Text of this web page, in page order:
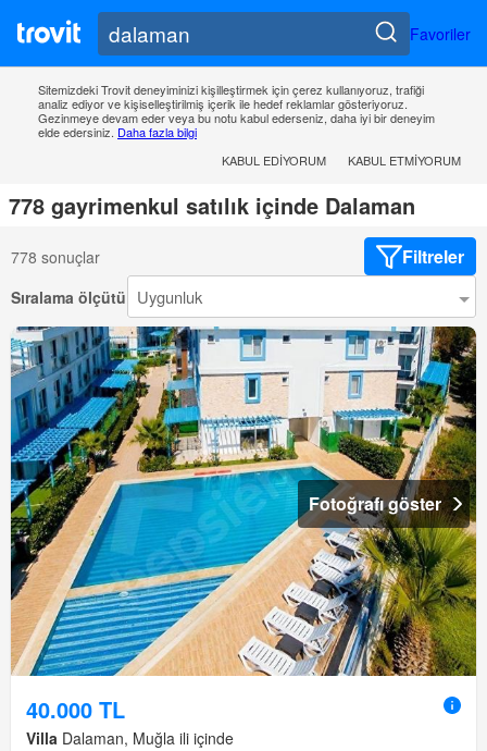
Favoriler
Sitemizdeki Trovit deneyiminizi kişilleştirmek için çerez kullanıyoruz, trafiği
analiz ediyor ve kişiselleştirilmiş içerik ile hedef reklamlar gösteriyoruz.
Gezinmeye devam eder veya bu notu kabul ederseniz, daha iyi bir deneyim
elde edersiniz. Daha fazla bilgi
KABUL EDIYORUM
KABUL ETMIYORUM
778 gayrimenkul satılık içinde Dalaman
778 sonuçlar Filtreler
Sıralama ölçütü
Fotoğrafı göster
40.000 TL
Villa Dalaman, Muğla ili içinde